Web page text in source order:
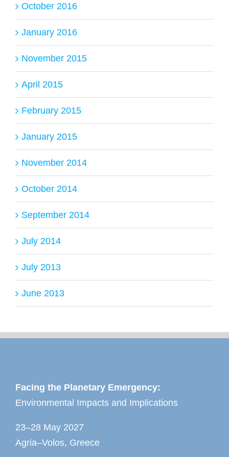
October 2016
January 2016
November 2015
April 2015
February 2015
January 2015
November 2014
October 2014
September 2014
July 2014
July 2013
June 2013
Facing the Planetary Emergency:
Environmental Impacts and Implications
23–28 May 2027
Agria–Volos, Greece